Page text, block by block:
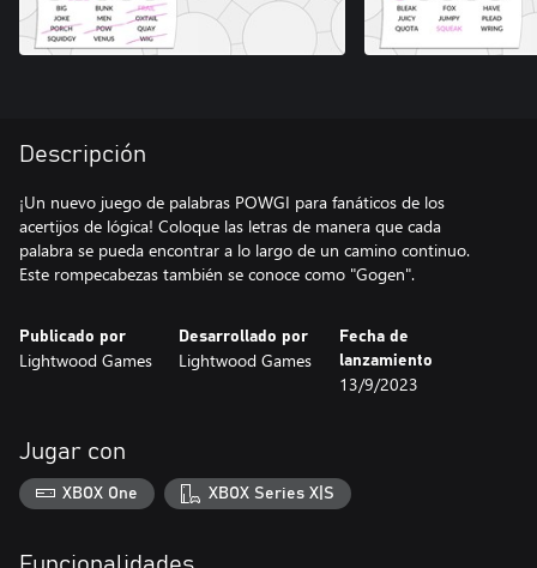
Descripción
¡Un nuevo juego de palabras POWGI para fanáticos de los
acertijos de lógica! Coloque las letras de manera que cada
palabra se pueda encontrar a lo largo de un camino continuo.
Este rompecabezas también se conoce como "Gogen".
Publicado por
Lightwood Games
Desarrollado por
Lightwood Games
Fecha de
lanzamiento
13/9/2023
Jugar con
XBOX One XBOX Series X|S